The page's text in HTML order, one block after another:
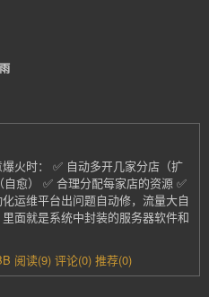
火时： ✅ 自动多开几家分店（扩
愈） ✅ 合理分配每家店的资源 ✅
运维平台出问题自动修，流量大自
面就是系统中封装的服务器软件和
阅读(9) 评论(0) 推荐(0)